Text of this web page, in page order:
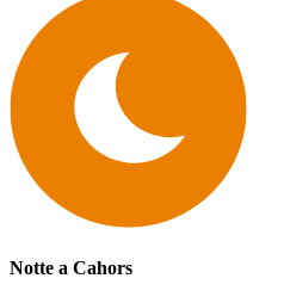
Notte a Cahors